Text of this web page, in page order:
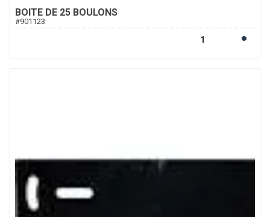
BOITE DE 25 BOULONS
#901123